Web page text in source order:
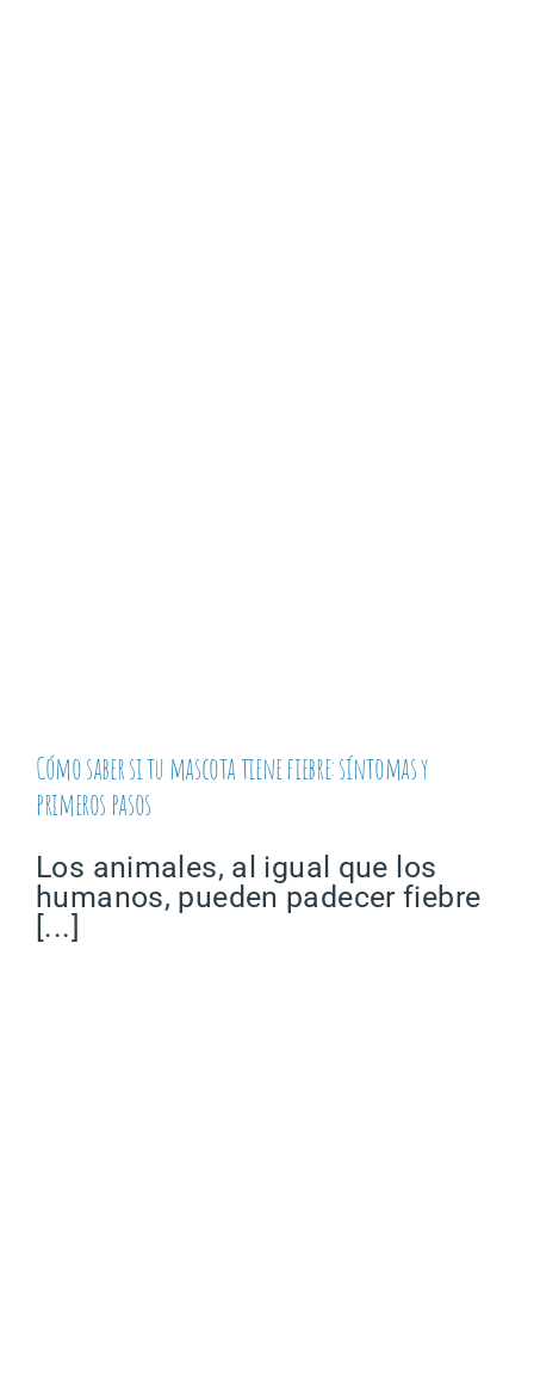
Cómo saber si tu mascota tiene fiebre: síntomas y
primeros pasos
Los animales, al igual que los
humanos, pueden padecer fiebre
[...]